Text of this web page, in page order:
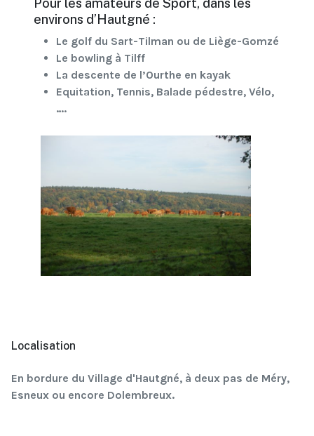
Pour les amateurs de Sport, dans les
environs d’Hautgné :
Le golf du Sart-Tilman ou de Liège-Gomzé
Le bowling à Tilff
La descente de l’Ourthe en kayak
Equitation, Tennis, Balade pédestre, Vélo,
….
Localisation
En bordure du Village d'Hautgné, à deux pas de Méry,
Esneux ou encore Dolembreux.